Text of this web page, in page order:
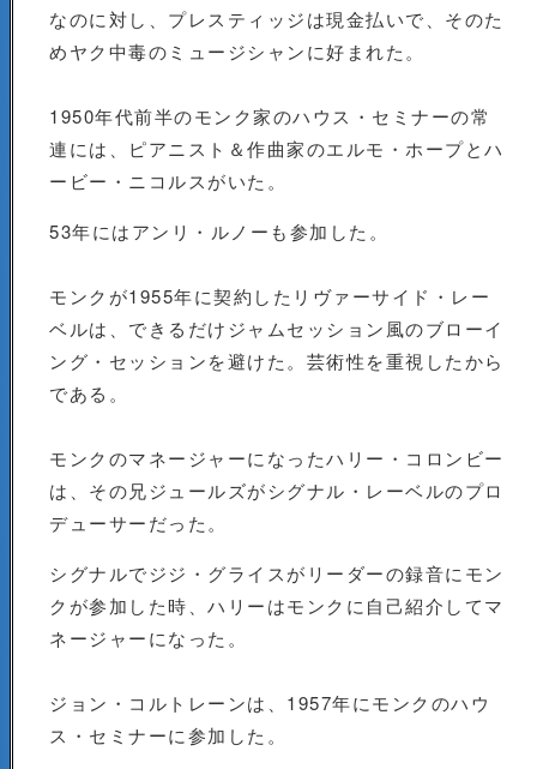
なのに対し、プレスティッジは現金払いで、そのた
めヤク中毒のミュージシャンに好まれた。
1950年代前半のモンク家のハウス・セミナーの常
連には、ピアニスト＆作曲家のエルモ・ホープとハ
ービー・ニコルスがいた。
53年にはアンリ・ルノーも参加した。
モンクが1955年に契約したリヴァーサイド・レー
ベルは、できるだけジャムセッション風のブローイ
ング・セッションを避けた。芸術性を重視したから
である。
モンクのマネージャーになったハリー・コロンビー
は、その兄ジュールズがシグナル・レーベルのプロ
デューサーだった。
シグナルでジジ・グライスがリーダーの録音にモン
クが参加した時、ハリーはモンクに自己紹介してマ
ネージャーになった。
ジョン・コルトレーンは、1957年にモンクのハウ
ス・セミナーに参加した。